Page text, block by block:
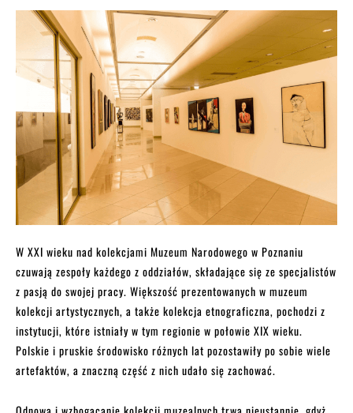
W XXI wieku nad kolekcjami Muzeum Narodowego w Poznaniu
czuwają zespoły każdego z oddziałów, składające się ze specjalistów
z pasją do swojej pracy. Większość prezentowanych w muzeum
kolekcji artystycznych, a także kolekcja etnograficzna, pochodzi z
instytucji, które istniały w tym regionie w połowie XIX wieku.
Polskie i pruskie środowisko różnych lat pozostawiły po sobie wiele
artefaktów, a znaczną część z nich udało się zachować.